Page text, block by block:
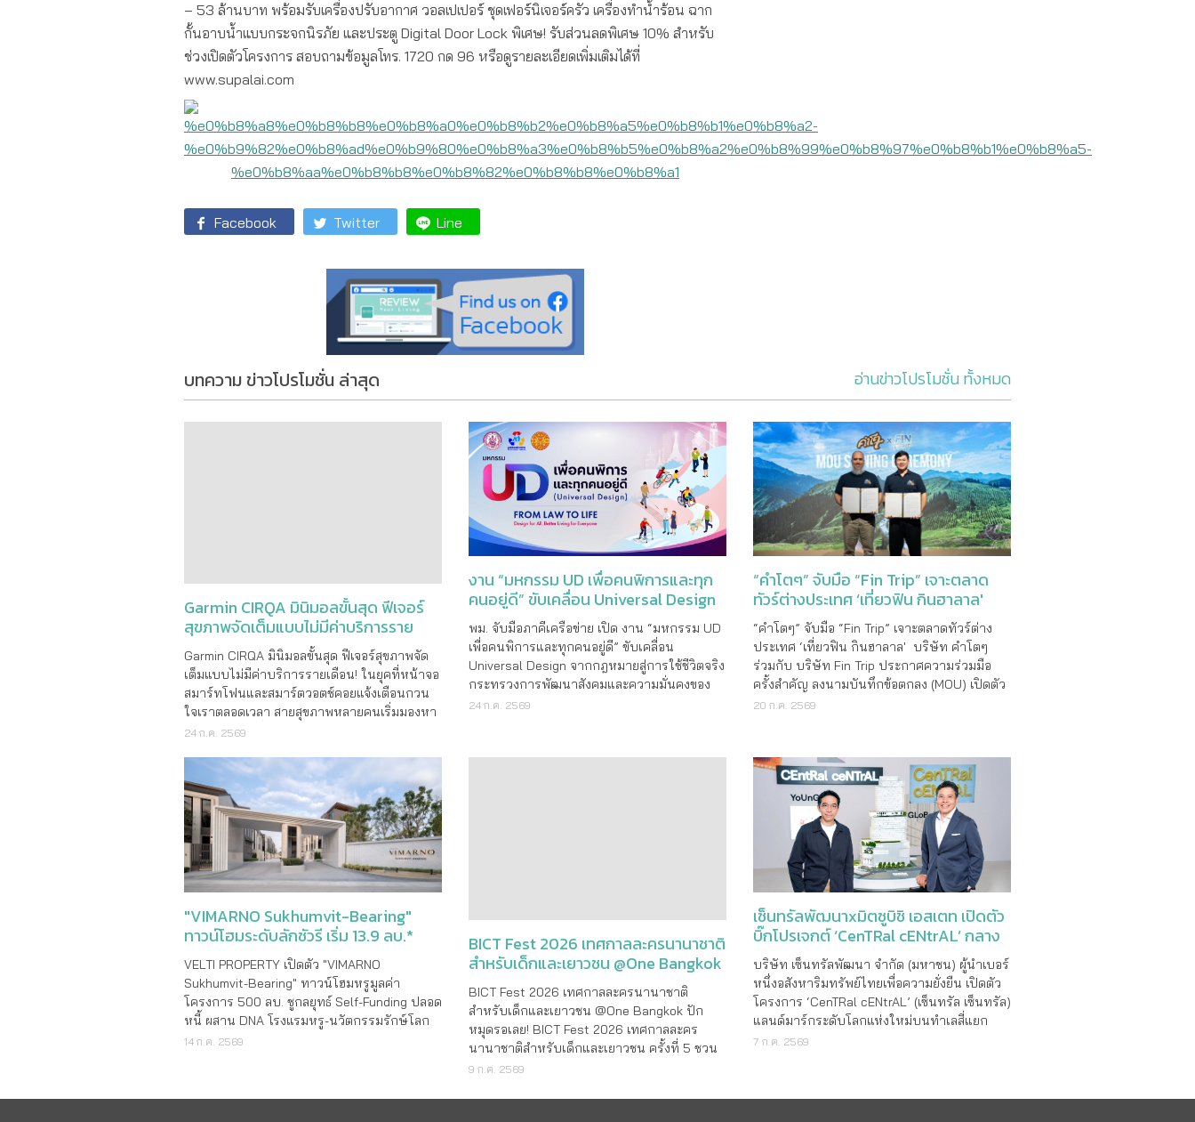
– 53 ล้านบาท พร้อมรับเครื่องปรับอากาศ วอลเปเปอร์ ชุดเฟอร์นิเจอร์ครัว เครื่องทำน้ำร้อน ฉาก
กั้นอาบน้ำแบบกระจกนิรภัย และประตู Digital Door Lock พิเศษ! รับส่วนลดพิเศษ 10% สำหรับ
ช่วงเปิดตัวโครงการ สอบถามข้อมูลโทร. 1720 กด 96 หรือดูรายละเอียดเพิ่มเติมได้ที่
www.supalai.com
Facebook Twitter Line
บทความ ข่าวโปรโมชั่น ล่าสุด อ่านข่าวโปรโมชั่น ทั้งหมด
Garmin CIRQA มินิมอลขั้นสุด ฟีเจอร์
สุขภาพจัดเต็มแบบไม่มีค่าบริการราย
เดือน!
Garmin CIRQA มินิมอลขั้นสุด ฟีเจอร์สุขภาพจัด
เต็มแบบไม่มีค่าบริการรายเดือน! ในยุคที่หน้าจอ
สมาร์ทโฟนและสมาร์ตวอตช์คอยแจ้งเตือนกวน
ใจเราตลอดเวลา สายสุขภาพหลายคนเริ่มมองหา
ทางเลือกใหม่ที่จะช่วยให้เรา “โฟกัสกับการใช้
24 ก.ค. 2569
งาน “มหกรรม UD เพื่อคนพิการและทุก
คนอยู่ดี” ขับเคลื่อน Universal Design
จากกฎหมายสู่การใช้ชีวิตจริง
พม. จับมือภาคีเครือข่าย เปิด งาน “มหกรรม UD
เพื่อคนพิการและทุกคนอยู่ดี” ขับเคลื่อน
Universal Design จากกฎหมายสู่การใช้ชีวิตจริง
กระทรวงการพัฒนาสังคมและความมั่นคงของ
มนุษย์ (พม.) โดยกรมส่งเสริมและพัฒนาคุณภาพ
24 ก.ค. 2569
“คำโตๆ” จับมือ “Fin Trip” เจาะตลาด
ทัวร์ต่างประเทศ ‘เที่ยวฟิน กินฮาลาล'
“คำโตๆ” จับมือ “Fin Trip” เจาะตลาดทัวร์ต่าง
ประเทศ ‘เที่ยวฟิน กินฮาลาล' บริษัท คำโตๆ
ร่วมกับ บริษัท Fin Trip ประกาศความร่วมมือ
ครั้งสำคัญ ลงนามบันทึกข้อตกลง (MOU) เปิดตัว
ธุรกิจท่องเที่ยวฮาลาลเต็มรูปแบบ ภายใต้แบรนด์
20 ก.ค. 2569
"VIMARNO Sukhumvit-Bearing"
ทาวน์โฮมระดับลักชัวรี เริ่ม 13.9 ลบ.*
VELTI PROPERTY เปิดตัว "VIMARNO
Sukhumvit-Bearing" ทาวน์โฮมหรูมูลค่า
โครงการ 500 ลบ. ชูกลยุทธ์ Self-Funding ปลอด
หนี้ ผสาน DNA โรงแรมหรู-นวัตกรรมรักษ์โลก
ผนึก LPP เจาะตลาด Ed-Estate ย่านแบริ่ง
พรีเมียมบูทีค ประกาศรุกตลาดอสังหาฯ แนวราบ
14 ก.ค. 2569
BICT Fest 2026 เทศกาลละครนานาชาติ
สำหรับเด็กและเยาวชน @One Bangkok
BICT Fest 2026 เทศกาลละครนานาชาติ
สำหรับเด็กและเยาวชน @One Bangkok ปัก
หมุดรอเลย! BICT Fest 2026 เทศกาลละคร
นานาชาติสำหรับเด็กและเยาวชน ครั้งที่ 5 ชวน
สัมผัสพลังแห่ง ‘การเล่น’ กับ 11 การแสดงระดับ
และเต็มไปด้วยความเปลี่ยนแปลงรอบตัวจนบาง
ครั้งเราอาจเผลอลืมความสุขง�
9 ก.ค. 2569
เซ็นทรัลพัฒนาxมิตซูบิชิ เอสเตท เปิดตัว
บิ๊กโปรเจกต์ ‘CenTRal cENtrAL’ กลาง
สยาม
บริษัท เซ็นทรัลพัฒนา จำกัด (มหาชน) ผู้นำเบอร์
หนึ่งอสังหาริมทรัพย์ไทยเพื่อความยั่งยืน เปิดตัว
โครงการ ‘CenTRal cENtrAL’ (เซ็นทรัล เซ็นทรัล)
แลนด์มาร์กระดับโลกแห่งใหม่บนทำเลสี่แยก
ปทุมวัน มูลค่าโครงการรวม 11,000 ล้านบาท
7 ก.ค. 2569